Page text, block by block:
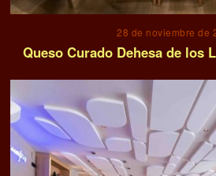
28 de noviembre de
Queso Curado Dehesa de los